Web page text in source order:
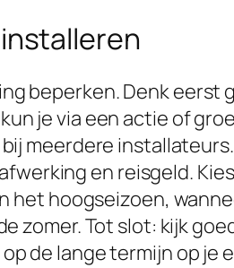
beperken. Denk eerst
je via een actie of
meerdere
en reisgeld.
hoogseizoen,
zomer. Tot slot: kijk
de lange termijn op je